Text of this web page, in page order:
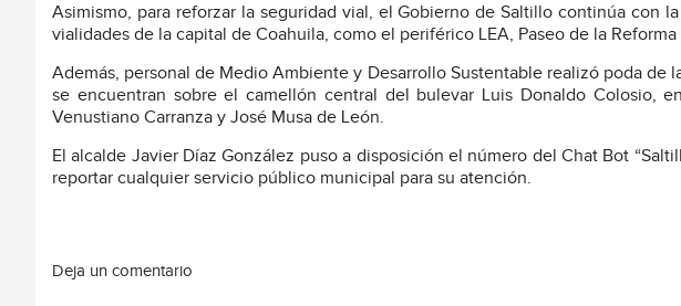
Asimismo, para reforzar la seguridad vial, el Gobierno de Saltillo continúa con
vialidades de la capital de Coahuila, como el periférico LEA, Paseo de la
Además, personal de Medio Ambiente y Desarrollo Sustentable realizó poda de
se encuentran sobre el camellón central del bulevar Luis Donaldo Colosio,
Venustiano Carranza y José Musa de León.
El alcalde Javier Díaz González puso a disposición el número del Chat Bot
reportar cualquier servicio público municipal para su atención.
Deja un comentario